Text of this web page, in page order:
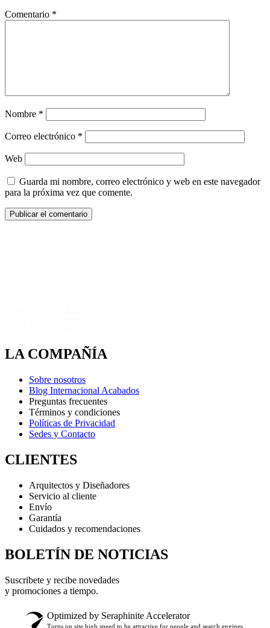
Comentario *
Nombre *
Correo electrónico *
Web
Guarda mi nombre, correo electrónico y web en este navegador
para la próxima vez que comente.
LA COMPAÑÍA
Sobre nosotros
Blog Internacional Acabados
Preguntas frecuentes
Términos y condiciones
Políticas de Privacidad
Sedes y Contacto
CLIENTES
Arquitectos y Diseñadores
Servicio al cliente
Envío
Garantía
Cuidados y recomendaciones
BOLETÍN DE NOTICIAS
Suscribete y recibe novedades
y promociones a tiempo.
Optimized by Seraphinite Accelerator
Turns on site high speed to be attractive for people and search engines.